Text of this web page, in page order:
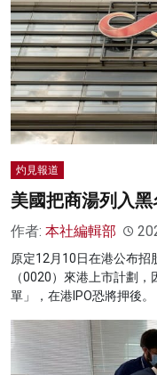
灼見報道
美國把商湯列入
作者: 本社編輯部
原定12月10日在港公布招
（0020）來港上市計劃
單」，在港IPO恐將押後。